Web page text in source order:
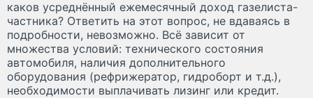
каков усреднённый ежемесячный доход газелиста-
частника? Ответить на этот вопрос, не вдаваясь в
подробности, невозможно. Всё зависит от
множества условий: технического состояния
автомобиля, наличия дополнительного
оборудования (рефрижератор, гидроборт и т.д.),
необходимости выплачивать лизинг или кредит.